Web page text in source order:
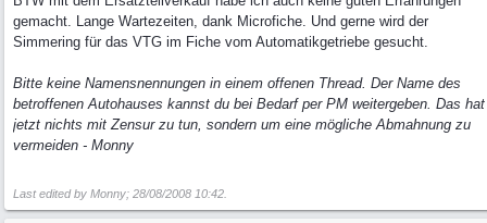
gemacht. Lange Wartezeiten, dank Microfiche. Und gerne wird der
Simmering für das VTG im Fiche vom Automatikgetriebe gesucht.
Bitte keine Namensnennungen in einem offenen Thread. Der Name des
betroffenen Autohauses kannst du bei Bedarf per PM weitergeben. Das hat
jetzt nichts mit Zensur zu tun, sondern um eine mögliche Abmahnung zu
vermeiden - Monny
Last edited by Monny; 28/08/2008 10:42